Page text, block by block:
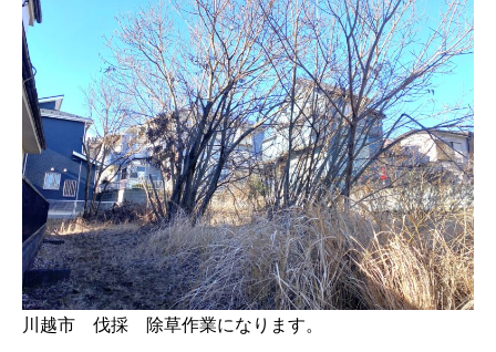
川越市 伐採 除草作業になります。